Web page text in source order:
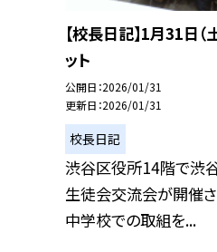
【校長日記】1月31日（
ット
公開日 2026/01/31
更新日 2026/01/31
校長日記
渋谷区役所14階で渋
生徒会交流会が開催さ
中学校での取組を...